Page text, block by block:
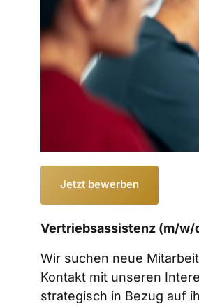
Jetzt bewerben
Vertriebsassistenz (m/w/
Wir suchen neue
Kontakt mit unseren
strategisch in Bezug auf